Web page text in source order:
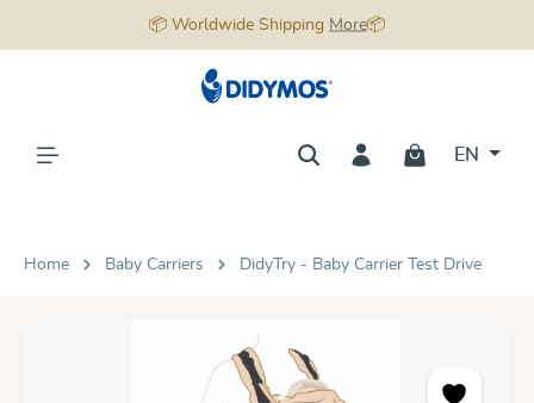
📦 Worldwide Shipping More📦
EN
Home Baby Carriers DidyTry - Baby Carrier Test Drive